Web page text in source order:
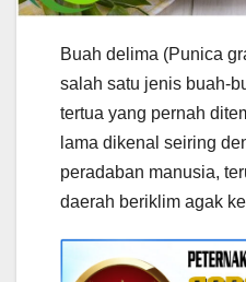
Buah delima (Punica
salah satu jenis buah-
tertua yang pernah
lama dikenal seiring
peradaban manusia,
daerah beriklim agak